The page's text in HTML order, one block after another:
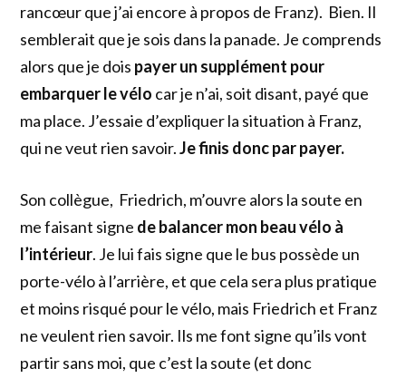
rancœur que j’ai encore à propos de Franz). Bien. Il
semblerait que je sois dans la panade. Je comprends
alors que je dois payer un supplément pour
embarquer le vélo car je n’ai, soit disant, payé que
ma place. J’essaie d’expliquer la situation à Franz,
qui ne veut rien savoir.Je finis donc par payer.
Son collègue, Friedrich, m’ouvre alors la soute en
me faisant signe de balancer mon beau vélo à
l’intérieur. Je lui fais signe que le bus possède un
porte-vélo à l’arrière, et que cela sera plus pratique
et moins risqué pour le vélo, mais Friedrich et Franz
ne veulent rien savoir. Ils me font signe qu’ils vont
partir sans moi, que c’est la soute (et donc